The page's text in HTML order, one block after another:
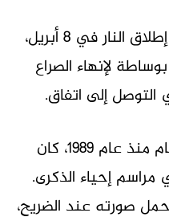
تم إيقاف الصراع باتفاق وقف إطلاق النار في 8 أبريل،
لإنهاء الصراع
إلى اتفاق.
في الرابع من يونيو من كل عام منذ عام 1989، كان
إحياء الذكرى.
صورته عند الضريح،